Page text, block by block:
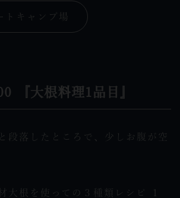
トキャンプ場
『大根料理1品目』
段落したところで、少しお腹が空
大根を使っての３種類レシピ １